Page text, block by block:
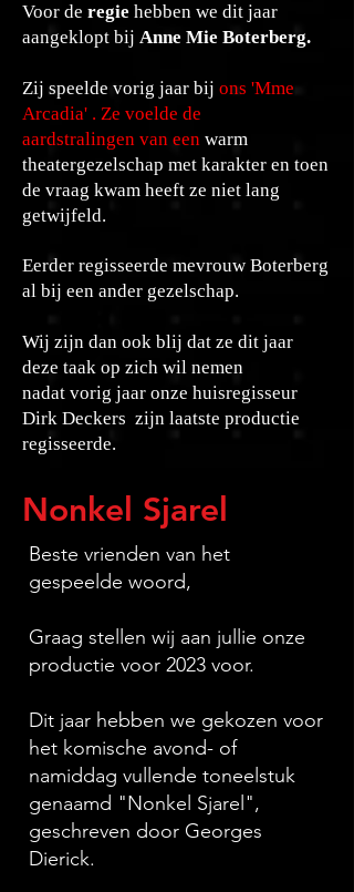
Voor de regie hebben we dit jaar
aangeklopt bij Anne Mie Boterberg.
Zij speelde vorig jaar bij ons 'Mme
Arcadia' . Ze voelde de
aardstralingen van een warm
theatergezelschap met karakter en toen
de vraag kwam heeft ze niet lang
getwijfeld.
Eerder regisseerde mevrouw Boterberg
al bij een ander gezelschap.
Wij zijn dan ook blij dat ze dit jaar
deze taak op zich wil nemen
nadat vorig jaar onze huisregisseur
Dirk Deckers zijn laatste productie
regisseerde.
Nonkel Sjarel
Beste vrienden van het
gespeelde woord,
Graag stellen wij aan jullie onze
productie voor 2023 voor.
Dit jaar hebben we gekozen voor
het komische avond- of
namiddag vullende toneelstuk
genaamd "Nonkel Sjarel",
geschreven door Georges
Dierick.